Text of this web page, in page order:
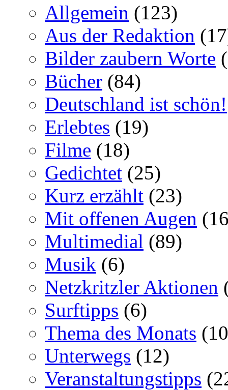
Allgemein (123)
Aus der Redaktion
Bilder zaubern Worte
Bücher (84)
Deutschland ist schön!
Erlebtes (19)
Filme (18)
Gedichtet (25)
Kurz erzählt (23)
Mit offenen Augen
Multimedial (89)
Musik (6)
Netzkritzler Aktionen
Surftipps (6)
Thema des Monats
Unterwegs (12)
Veranstaltungstipps